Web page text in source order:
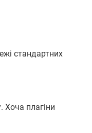
стандартних
Хоча плагіни